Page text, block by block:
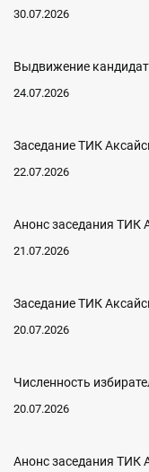
30.07.2026
Выдвижение
24.07.2026
Заседание ТИК
22.07.2026
Анонс заседания ТИК
21.07.2026
Заседание ТИК
20.07.2026
Численность
20.07.2026
Анонс заседания ТИК